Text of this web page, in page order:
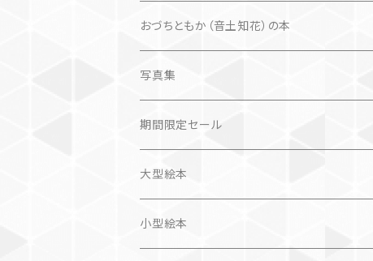
楽しいお話
文芸、小説
問題提起
国内
文芸、小説
詩歌
猫
おづちともか（音土知花）の本
ZINE
仏語対訳絵本
写真集
写真集
作品＋エッセイ
カレンダー
画集
カレンダー
期間限定セール
大型絵本
小型絵本